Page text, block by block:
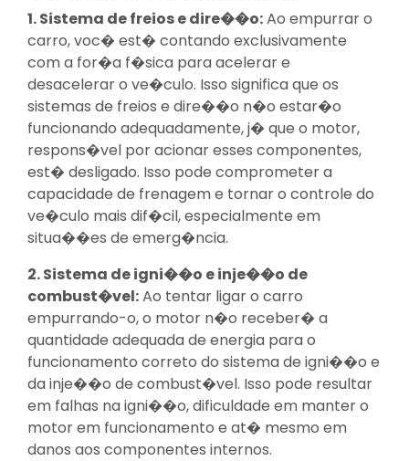
1. Sistema de freios e dire��o:Ao empurrar o
carro, voc� est� contando exclusivamente
com a for�a f�sica para acelerar e
desacelerar o ve�culo. Isso significa que os
sistemas de freios e dire��o n�o estar�o
funcionando adequadamente, j� que o motor,
respons�vel por acionar esses componentes,
est� desligado. Isso pode comprometer a
capacidade de frenagem e tornar o controle do
ve�culo mais dif�cil, especialmente em
situa��es de emerg�ncia.
2. Sistema de igni��o e inje��o de
combust�vel:Ao tentar ligar o carro
empurrando-o, o motor n�o receber� a
quantidade adequada de energia para o
funcionamento correto do sistema de igni��o e
da inje��o de combust�vel. Isso pode resultar
em falhas na igni��o, dificuldade em manter o
motor em funcionamento e at� mesmo em
danos aos componentes internos.